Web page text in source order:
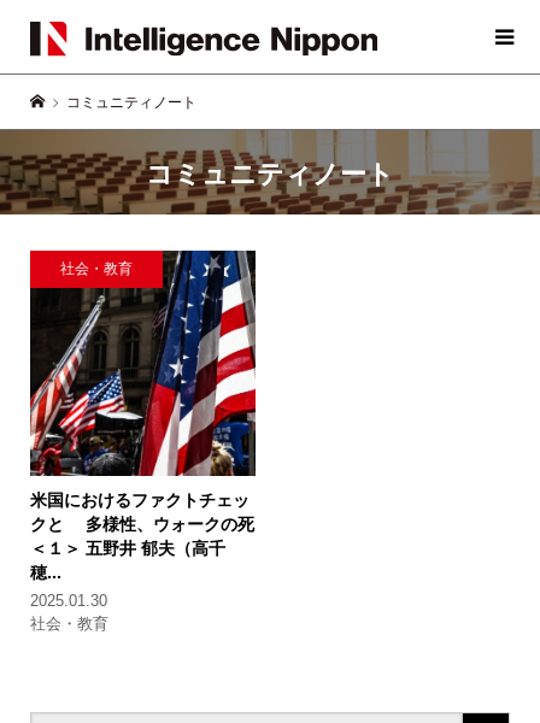
コミュニティノート
コミュニティノート
社会・教育
米国におけるファクトチェッ
クと 多様性、ウォークの死
＜１＞ 五野井 郁夫（高千
穂...
2025.01.30
社会・教育